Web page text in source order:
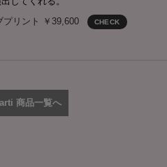
プリント ￥39,600
CHECK
商品一覧へ